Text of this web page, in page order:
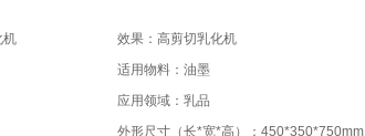
机
效果：高剪切乳化机
适用物料：油墨
应用领域：乳品
外形尺寸（长*宽*高）：450*350*750mm